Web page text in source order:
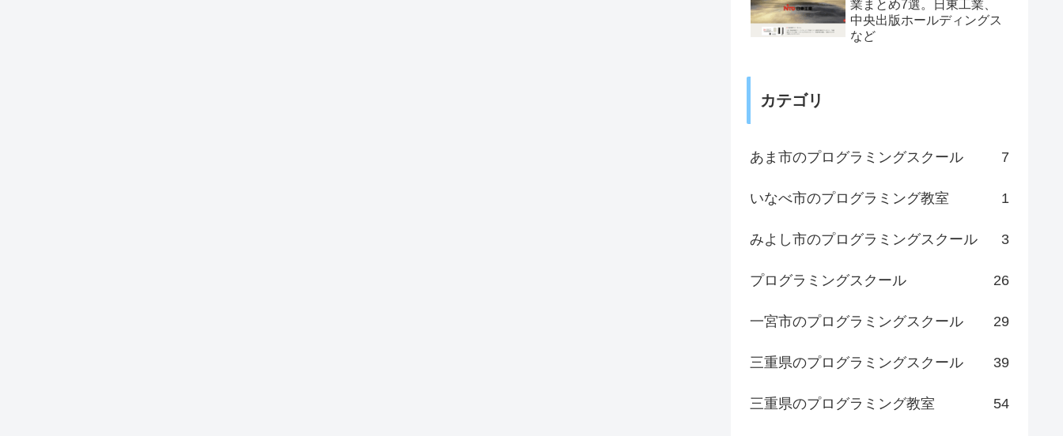
業まとめ7選。日東工業、
中央出版ホールディングス
など
カテゴリ
あま市のプログラミングスクール 7
いなべ市のプログラミング教室 1
みよし市のプログラミングスクール 3
プログラミングスクール 26
一宮市のプログラミングスクール 29
三重県のプログラミングスクール 39
三重県のプログラミング教室 54